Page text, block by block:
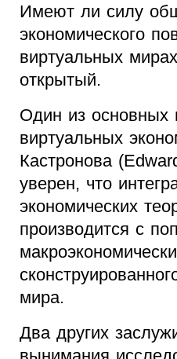
Имеют ли силу
экономического
виртуальных
открытый.
Один из основных
виртуальных
Кастронова
уверен, что
экономических
производится с
мира.
Два других